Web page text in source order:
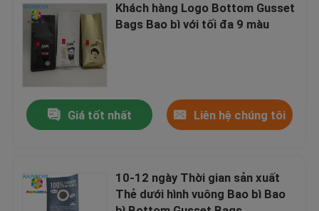
Các vụ án
Yêu cầu Đặt giá
Bao bì nhựa
Bao bì túi
Khách hàng Logo Bottom Gusset
Bags Bao bì với tối đa 9 màu
Giá tốt nhất Liên hệ chúng tôi
10-12 ngày Thời gian sản xuất
Thẻ dưới hình vuông Bao bì Bao